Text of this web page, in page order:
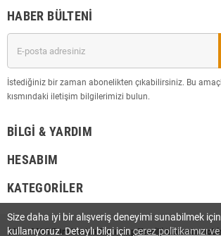
HABER BÜLTENI
İstediğiniz bir zaman abonelikten çıkabilirsiniz. Bu
kısmındaki iletişim bilgilerimizi bulun.
BILGI & YARDIM
HESABIM
KATEGORILER
2008-2025 Tüm Hakları Saklı Olup Tescilli Markadır.
Size daha iyi bir alışveriş deneyimi sunabilmek
kullanıyoruz. Detaylı bilgi içinçerez politikamızı